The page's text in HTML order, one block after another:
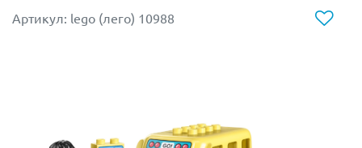
Артикул: lego (лего) 10988